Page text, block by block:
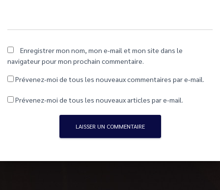
Enregistrer mon nom, mon e-mail et mon site dans le
navigateur pour mon prochain commentaire.
Prévenez-moi de tous les nouveaux commentaires par e-mail.
Prévenez-moi de tous les nouveaux articles par e-mail.